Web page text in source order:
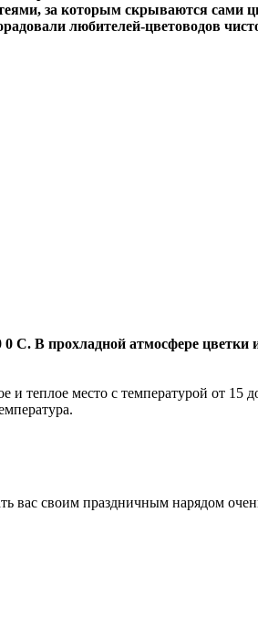
за которым скрываются сами
любителей-цветоводов
С. В прохладной атмосфере цветки
и теплое место с температурой от 15
вас своим праздничным нарядом